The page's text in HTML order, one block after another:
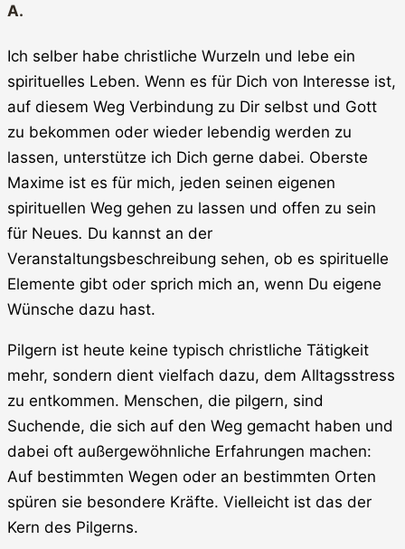
A.
Ich selber habe christliche Wurzeln und lebe ein
spirituelles Leben. Wenn es für Dich von Interesse ist,
auf diesem Weg Verbindung zu Dir selbst und Gott
zu bekommen oder wieder lebendig werden zu
lassen, unterstütze ich Dich gerne dabei. Oberste
Maxime ist es für mich, jeden seinen eigenen
spirituellen Weg gehen zu lassen und offen zu sein
für Neues. Du kannst an der
Veranstaltungsbeschreibung sehen, ob es spirituelle
Elemente gibt oder sprich mich an, wenn Du eigene
Wünsche dazu hast.
Pilgern ist heute keine typisch christliche Tätigkeit
mehr, sondern dient vielfach dazu, dem Alltagsstress
zu entkommen. Menschen, die pilgern, sind
Suchende, die sich auf den Weg gemacht haben und
dabei oft außergewöhnliche Erfahrungen machen:
Auf bestimmten Wegen oder an bestimmten Orten
spüren sie besondere Kräfte. Vielleicht ist das der
Kern des Pilgerns.